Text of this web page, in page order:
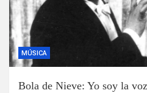
MÚSICA
Bola de Nieve: Yo soy la voz